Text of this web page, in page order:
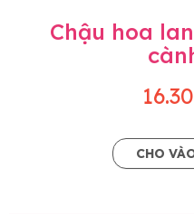
Chậu hoa
CHO